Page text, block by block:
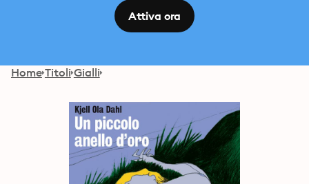
Attiva ora
Home Titoli Gialli